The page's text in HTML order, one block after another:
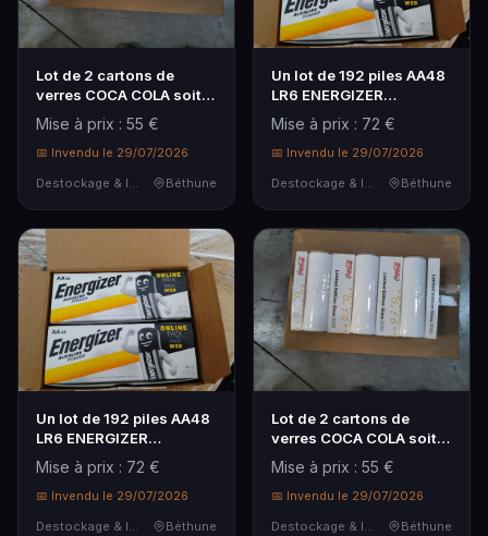
Lot de 2 cartons de
verres COCA COLA soit
60 verres
Mise à prix : 55 €
📅 Invendu le 29/07/2026
Destockage & Invendus
Béthune
Un lot de 192 piles AA48
LR6 ENERGIZER
ALKALINE
Mise à prix : 72 €
📅 Invendu le 29/07/2026
Destockage & Invendus
Béthune
Un lot de 192 piles AA48
LR6 ENERGIZER
ALKALINE
Mise à prix : 72 €
📅 Invendu le 29/07/2026
Destockage & Invendus
Béthune
Lot de 2 cartons de
verres COCA COLA soit
60 verres
Mise à prix : 55 €
📅 Invendu le 29/07/2026
Destockage & Invendus
Béthune